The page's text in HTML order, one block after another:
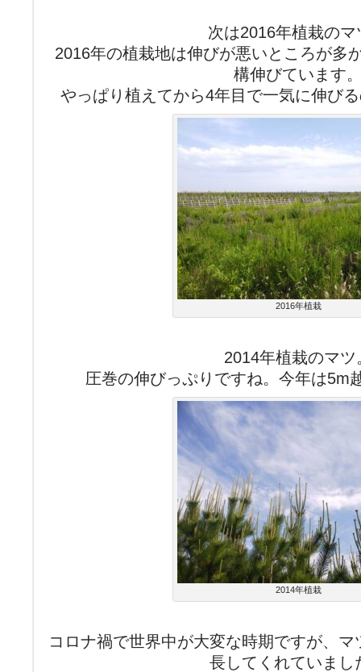
次は2016年植栽のマ
2016年の植栽地は伸びが悪いところが多
構伸びています
やっぱり植えてから4年目で一気に伸び
2016年植栽
2014年植栽のマツ
圧巻の伸びっぷりですね。今年は5m
2014年植栽
コロナ禍で世界中が大変な時期ですが、
長してくれていまし